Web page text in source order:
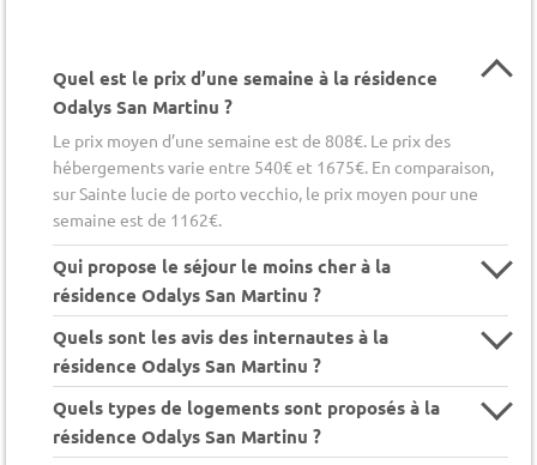
Quel est le prix d’une semaine à la résidence
Odalys San Martinu ?
Le prix moyen d’une semaine est de 808€. Le prix des
hébergements varie entre 540€ et 1675€. En comparaison,
sur Sainte lucie de porto vecchio, le prix moyen pour une
semaine est de 1162€.
Qui propose le séjour le moins cher à la
résidence Odalys San Martinu ?
Quels sont les avis des internautes à la
résidence Odalys San Martinu ?
Quels types de logements sont proposés à la
résidence Odalys San Martinu ?